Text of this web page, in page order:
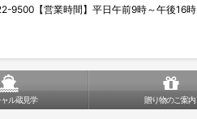
【営業時間】平日午前9時～午後16時
ル蔵見学 贈り物のご案内